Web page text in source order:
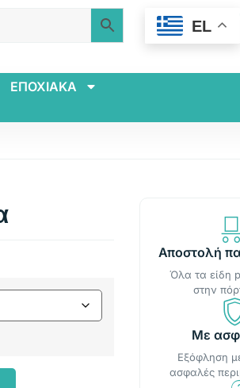
EL
ΕΠΟΧΙΑΚΑ
Αποστολή
Όλα τα είδη
στην
Με
Εξόφληση
ασφαλές